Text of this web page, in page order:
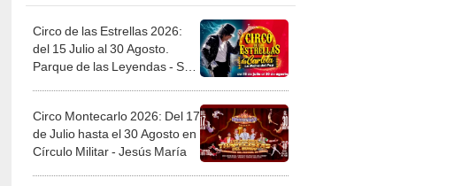
Circo de las Estrellas 2026:
del 15 Julio al 30 Agosto.
Parque de las Leyendas - San
Circo Montecarlo 2026: Del 17
de Julio hasta el 30 Agosto en
Círculo Militar - Jesús María